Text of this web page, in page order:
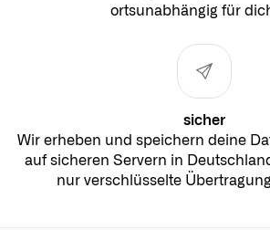
ortsunabhängig für
sicher
Wir erheben und speichern deine
auf sicheren Servern in
nur verschlüsselte